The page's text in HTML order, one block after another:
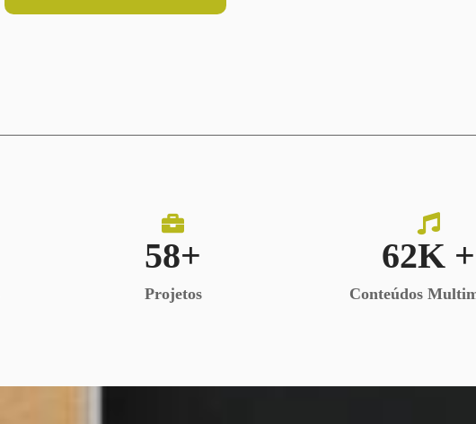
Projetos
58+
Conteúdos
62K +